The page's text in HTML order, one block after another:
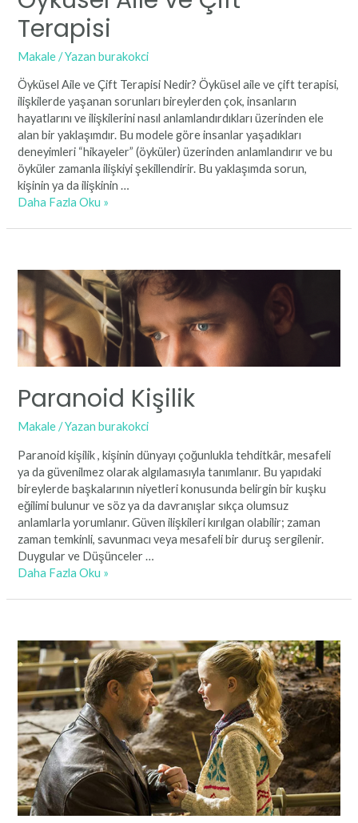
Terapisi
Makale/ Yazan burakokci
Öyküsel Aile ve Çift Terapisi Nedir? Öyküsel aile ve çift terapisi,
ilişkilerde yaşanan sorunları bireylerden çok, insanların
hayatlarını ve ilişkilerini nasıl anlamlandırdıkları üzerinden ele
alan bir yaklaşımdır. Bu modele göre insanlar yaşadıkları
deneyimleri “hikayeler” (öyküler) üzerinden anlamlandırır ve bu
öyküler zamanla ilişkiyi şekillendirir. Bu yaklaşımda sorun,
kişinin ya da ilişkinin …
Öyküsel
Terapisi
Daha Fazla Oku »
Paranoid Kişilik
Makale/ Yazan burakokci
Paranoid kişilik , kişinin dünyayı çoğunlukla tehditkâr, mesafeli
ya da güvenilmez olarak algılamasıyla tanımlanır. Bu yapıdaki
bireylerde başkalarının niyetleri konusunda belirgin bir kuşku
eğilimi bulunur ve söz ya da davranışlar sıkça olumsuz
anlamlarla yorumlanır. Güven ilişkileri kırılgan olabilir; zaman
zaman temkinli, savunmacı veya mesafeli bir duruş sergilenir.
Duygular ve Düşünceler …
Paranoid
Daha Fazla Oku »